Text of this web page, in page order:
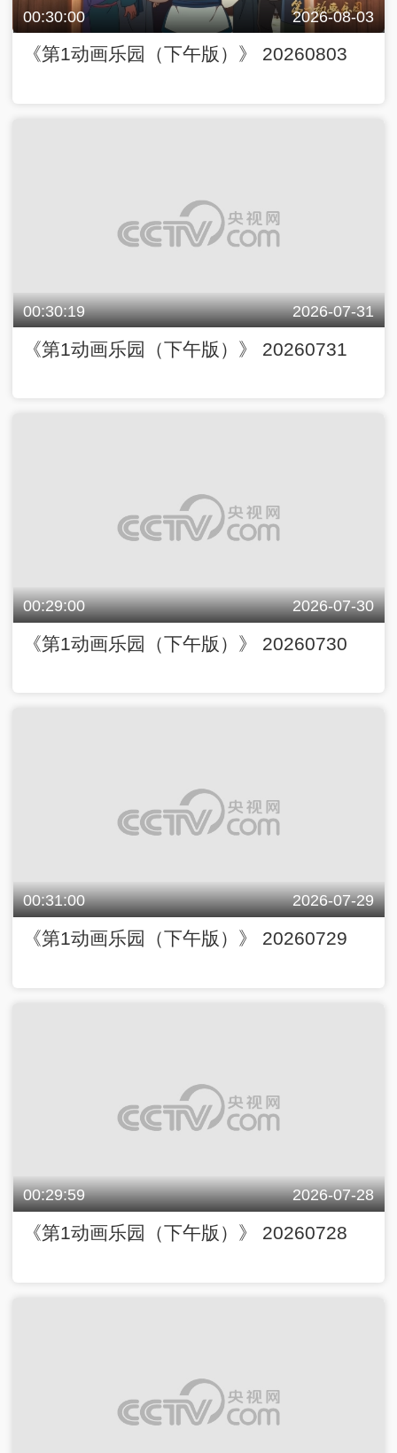
00:30:00 2026-08-03
《第1动画乐园（下午版）》 20260803
00:30:19 2026-07-31
《第1动画乐园（下午版）》 20260731
00:29:00 2026-07-30
《第1动画乐园（下午版）》 20260730
00:31:00 2026-07-29
《第1动画乐园（下午版）》 20260729
00:29:59 2026-07-28
《第1动画乐园（下午版）》 20260728